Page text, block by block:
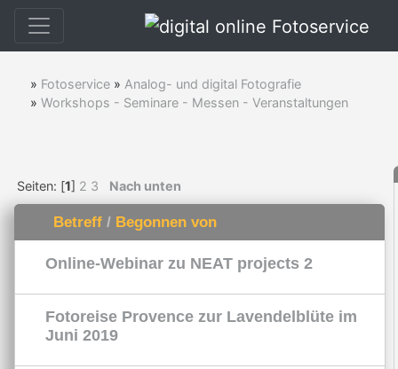
» Fotoservice » Analog- und digital Fotografie
» Workshops - Seminare - Messen - Veranstaltungen
Seiten: [1] 2 3 Nach unten
Betreff/ Begonnen von
Online-Webinar zu NEAT projects 2
Fotoreise Provence zur Lavendelblüte im
Juni 2019